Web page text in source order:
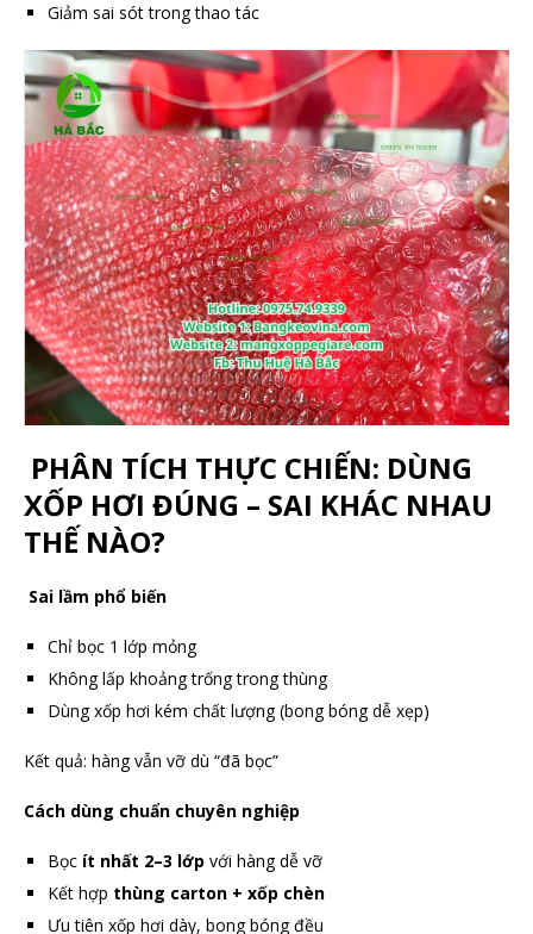
Giảm sai sót trong thao tác
PHÂN TÍCH THỰC CHIẾN: DÙNG
XỐP HƠI ĐÚNG – SAI KHÁC NHAU
THẾ NÀO?
Sai lầm phổ biến
Chỉ bọc 1 lớp mỏng
Không lấp khoảng trống trong thùng
Dùng xốp hơi kém chất lượng (bong bóng dễ xẹp)
Kết quả: hàng vẫn vỡ dù “đã bọc”
Cách dùng chuẩn chuyên nghiệp
Bọc ít nhất 2–3 lớp với hàng dễ vỡ
Kết hợp thùng carton + xốp chèn
Ưu tiên xốp hơi dày, bong bóng đều